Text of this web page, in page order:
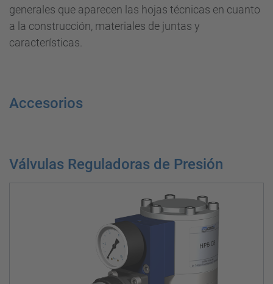
generales que aparecen las hojas técnicas en cuanto
a la construcción, materiales de juntas y
características.
Accesorios
Válvulas Reguladoras de Presión